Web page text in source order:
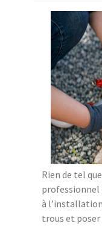
Rien de tel
professionnel
à l’installation
trous et poser